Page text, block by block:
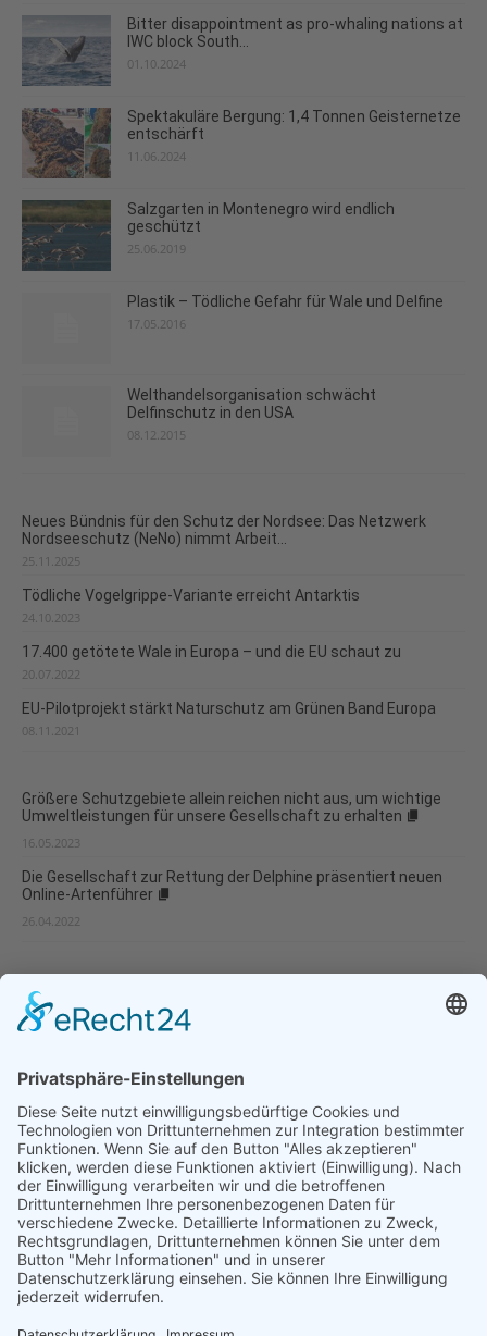
Bitter disappointment as pro-whaling nations at
IWC block South...
01.10.2024
Spektakuläre Bergung: 1,4 Tonnen Geisternetze
entschärft
11.06.2024
Salzgarten in Montenegro wird endlich
geschützt
25.06.2019
Plastik – Tödliche Gefahr für Wale und Delfine
17.05.2016
Welthandelsorganisation schwächt
Delfinschutz in den USA
08.12.2015
Neues Bündnis für den Schutz der Nordsee: Das Netzwerk
Nordseeschutz (NeNo) nimmt Arbeit...
25.11.2025
Tödliche Vogelgrippe-Variante erreicht Antarktis
24.10.2023
17.400 getötete Wale in Europa – und die EU schaut zu
20.07.2022
EU-Pilotprojekt stärkt Naturschutz am Grünen Band Europa
08.11.2021
Größere Schutzgebiete allein reichen nicht aus, um wichtige
Umweltleistungen für unsere Gesellschaft zu erhalten
16.05.2023
Die Gesellschaft zur Rettung der Delphine präsentiert neuen
Online-Artenführer
26.04.2022